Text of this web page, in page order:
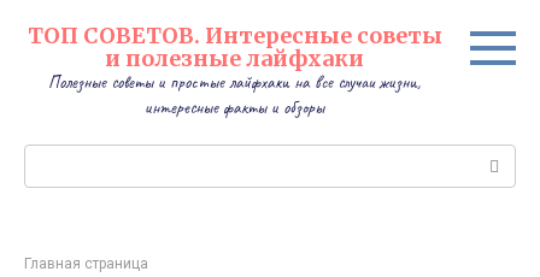
ТОП СОВЕТОВ. Интересные советы
и полезные лайфхаки
Полезные советы и простые лайфхаки на все случаи жизни,
интересные факты и обзоры
Главная страница